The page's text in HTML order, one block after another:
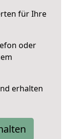
für Ihre
oder
erhalten